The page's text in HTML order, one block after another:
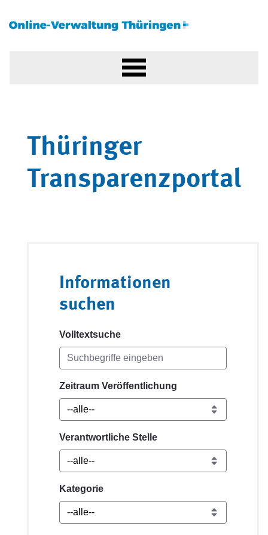
Thüringer
Transparenzportal
Informationen
suchen
Volltextsuche
Zeitraum Veröffentlichung
Verantwortliche Stelle
Kategorie